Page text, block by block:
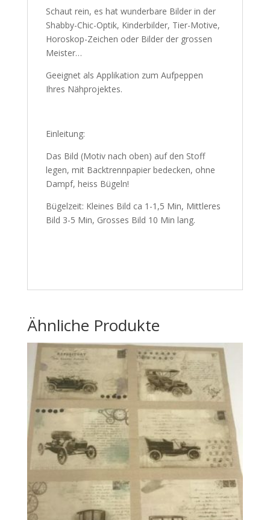
Schaut rein, es hat wunderbare Bilder in der
Shabby-Chic-Optik, Kinderbilder, Tier-Motive,
Horoskop-Zeichen oder Bilder der grossen
Meister…
Geeignet als Applikation zum Aufpeppen
Ihres Nähprojektes.
Einleitung:
Das Bild (Motiv nach oben) auf den Stoff
legen, mit Backtrennpapier bedecken, ohne
Dampf, heiss Bügeln!
Bügelzeit: Kleines Bild ca 1-1,5 Min, Mittleres
Bild 3-5 Min, Grosses Bild 10 Min lang.
Ähnliche Produkte